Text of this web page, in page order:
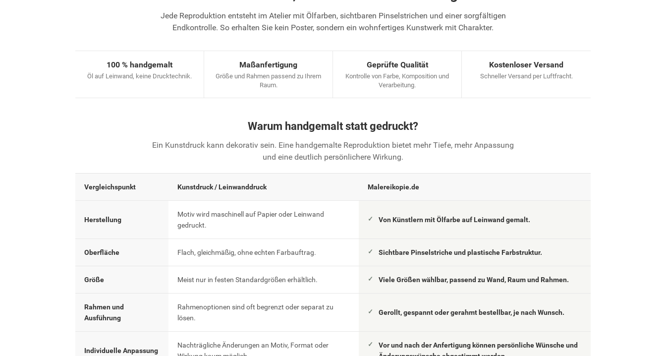
Jede Reproduktion entsteht im Atelier mit Ölfarben, sichtbaren Pinselstrichen und einer sorgfältigen
Endkontrolle. So erhalten Sie kein Poster, sondern ein wohnfertiges Kunstwerk mit Charakter.
100 % handgemalt
Öl auf Leinwand, keine Drucktechnik.
Maßanfertigung
Größe und Rahmen passend zu Ihrem
Raum.
Geprüfte Qualität
Kontrolle von Farbe, Komposition und
Verarbeitung.
Kostenloser Versand
Schneller Versand per Luftfracht.
Warum handgemalt statt gedruckt?
Ein Kunstdruck kann dekorativ sein. Eine handgemalte Reproduktion bietet mehr Tiefe, mehr Anpassung
und eine deutlich persönlichere Wirkung.
Vergleichspunkt Kunstdruck / Leinwanddruck Malereikopie.de
Herstellung
Motiv wird maschinell auf Papier oder Leinwand
gedruckt.
Von Künstlern mit Ölfarbe auf Leinwand gemalt.
Oberfläche Flach, gleichmäßig, ohne echten Farbauftrag. Sichtbare Pinselstriche und plastische Farbstruktur.
Größe Meist nur in festen Standardgrößen erhältlich. Viele Größen wählbar, passend zu Wand, Raum und Rahmen.
Rahmen und
Ausführung
Rahmenoptionen sind oft begrenzt oder separat zu
lösen.
Gerollt, gespannt oder gerahmt bestellbar, je nach Wunsch.
Individuelle Anpassung
Nachträgliche Änderungen an Motiv, Format oder
Vor und nach der Anfertigung können persönliche Wünsche und